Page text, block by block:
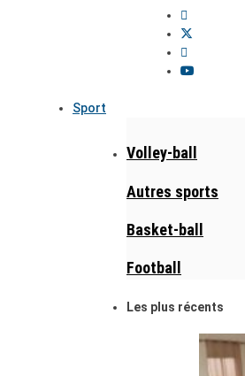
Sport
Volley-ball
Autres sports
Basket-ball
Football
Les plus récents